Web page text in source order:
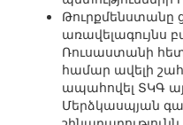
Թուրքմենստանը
առավելագույնս
Ռուսաստանի հետ
համար ավելի
ապահովել ՏԿԳ
Մերձկասպյան